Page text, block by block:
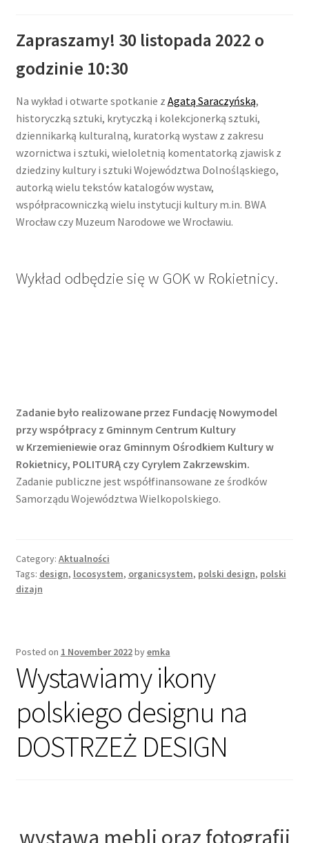
Zapraszamy! 30 listopada 2022 o
godzinie 10:30
Na wykład i otwarte spotkanie z Agatą Saraczyńską,
historyczką sztuki, krytyczką i kolekcjonerką sztuki,
dziennikarką kulturalną, kuratorką wystaw z zakresu
wzornictwa i sztuki, wieloletnią komentatorką zjawisk z
dziedziny kultury i sztuki Województwa Dolnośląskiego,
autorką wielu tekstów katalogów wystaw,
współpracowniczką wielu instytucji kultury m.in. BWA
Wrocław czy Muzeum Narodowe we Wrocławiu.
Wykład odbędzie się w GOK w Rokietnicy.
Zadanie było realizowane przez Fundację Nowymodel
przy współpracy z Gminnym Centrum Kultury
w Krzemieniewie oraz Gminnym Ośrodkiem Kultury w
Rokietnicy, POLITURĄ czy Cyrylem Zakrzewskim.
Zadanie publiczne jest współfinansowane ze środków
Samorządu Województwa Wielkopolskiego.
Category: Aktualności
Tags: design, locosystem, organicsystem, polski design, polski
dizajn
Posted on 1 November 2022byemka
Wystawiamy ikony
polskiego designu na
DOSTRZEŻ DESIGN
wystawa mebli oraz fotografii